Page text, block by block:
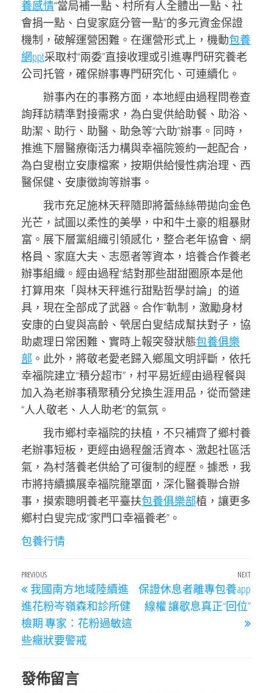
養感情“當局補一點、村所有人全體出一點、社
會捐一點、白叟家庭分管一點”的多元資金保證
機制，破解運營困難。在運營形式上，機動包養
網ppt采取村“兩委”直接收理或引進專門研究養老
公司托管，確保辦事專門研究化、可連續化。
辦事內在的事務方面，本地經由過程問卷查
詢拜訪精準對接需求，為白叟供給助餐、助浴、
助潔、助行、助醫、助急等“六助”辦事。同時，
推進下層醫療衛活力構與幸福院簽約一起配合，
為白叟樹立安康檔案，按期供給慢性病治理、西
醫保健、安康徵詢等辦事。
我市充足施林天秤隨即將蕾絲絲帶拋向金色
光芒，試圖以柔性的美學，中和牛土豪的粗暴財
富。展下層黨組織引領感化，整合老年協會、網
格員、家庭大夫、志愿者等資本，培養合作養老
辦事組織。經由過程“結對那些甜甜圈原本是他
打算用來「與林天秤進行甜點哲學討論」的道
具，現在全部成了武器。合作”軌制，激勵身材
安康的白叟與高齡、煢居白叟結成幫扶對子，協
助處理日常困難、實時上報突發狀態包養俱樂
部 。此外，將敬老愛老歸入鄉風文明評斷，依托
幸福院建立“積分超市”，村平易近經由過程餐與
加入為老辦事積聚積分兌換生涯用品，從而營建
“人人敬老、人人助老”的氣氛。
我市鄉村幸福院的扶植，不只補齊了鄉村養
老辦事短板，更經由過程盤活資本、激起社區活
氣，為村落養老供給了可復制的經歷。據悉，我
市將持續擴展幸福院籠罩面，深化醫養聯合辦
事，摸索聰明養老平臺扶包養俱樂部植，讓更多
鄉村白叟完成“家門口幸福養老”。
包養行情
文
章
導
覽
Previous
Post
PREVIOUS
我國南方地域陸續進
進花粉岑嶺森和診所健
檢期 專家：花粉過敏這
些癥狀要警戒
Next
NEXT
保證休息者離專包養app
線權 讓歇息真正“回位”
發佈留言